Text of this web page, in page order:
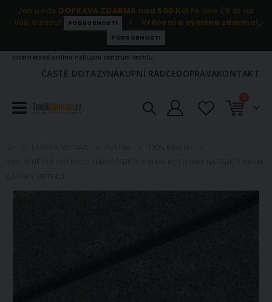
Jen u nás DOPRAVA ZDARMA nad 500 Kč! Po celé ČR až na
Vaši adresu!
PODROBNOSTI | Vrácení a výměna zdarma!
PODROBNOSTI
Internetové online nákupní centrum textilu.
ČASTÉ DOTAZYNÁKUPNÍ RÁDCEDOPRAVAKONTAKT
Košík
0položky